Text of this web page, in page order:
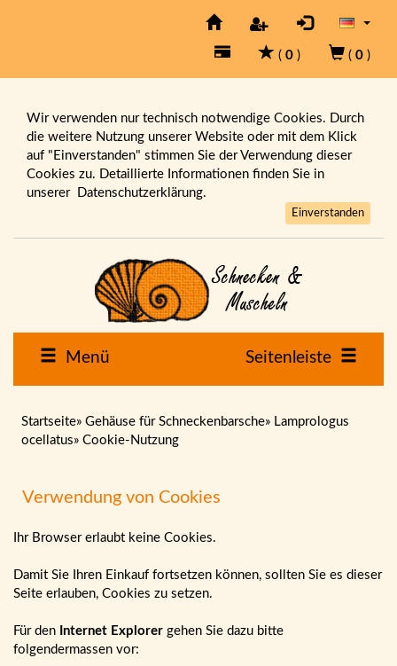
( 0 ) ( 0 )
Wir verwenden nur technisch notwendige Cookies. Durch
die weitere Nutzung unserer Website oder mit dem Klick
auf "Einverstanden" stimmen Sie der Verwendung dieser
Cookies zu. Detaillierte Informationen finden Sie in
unserer Datenschutzerklärung.
Einverstanden
Menü Seitenleiste
Startseite» Gehäuse für Schneckenbarsche» Lamprologus
ocellatus» Cookie-Nutzung
Verwendung von Cookies
Ihr Browser erlaubt keine Cookies.
Damit Sie Ihren Einkauf fortsetzen können, sollten Sie es dieser
Seite erlauben, Cookies zu setzen.
Für den Internet Explorer gehen Sie dazu bitte
folgendermassen vor: